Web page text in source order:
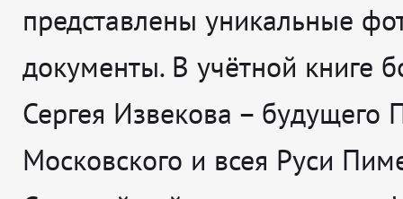
представлены уникальные
документы. В учётной книге
Сергея Извекова – будущего
Московского и всея Руси